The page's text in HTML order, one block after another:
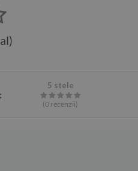
5 stele
(0 recenzii)